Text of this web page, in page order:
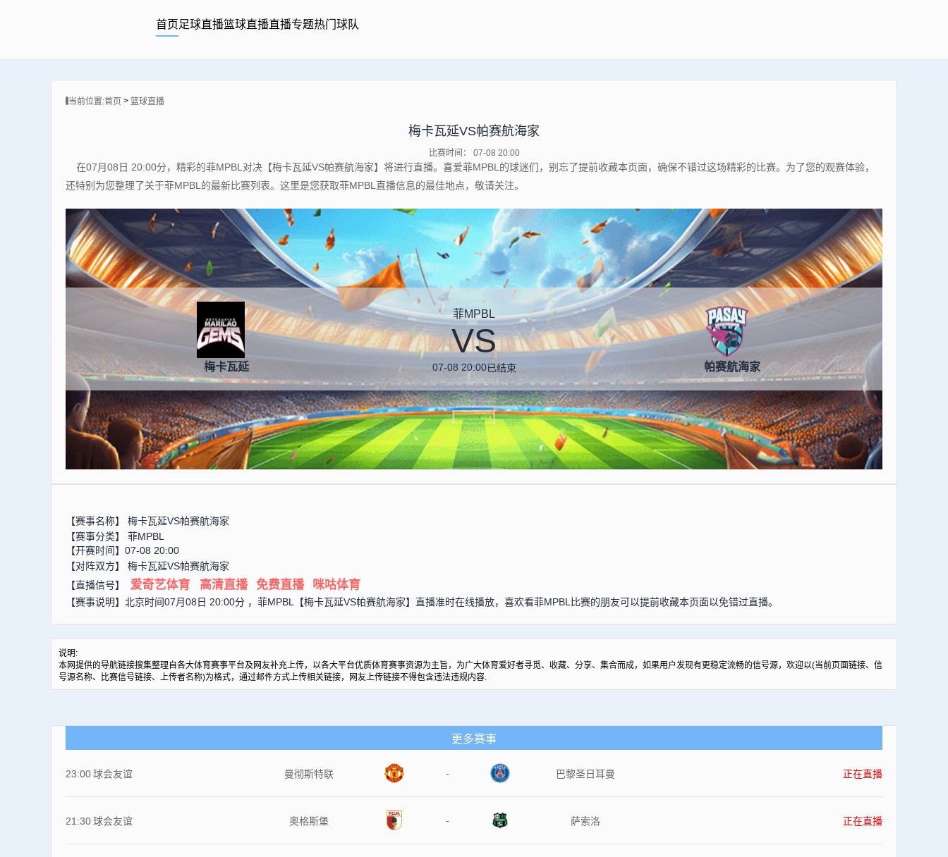
首页足球直播篮球直播直播专题热门球队
当前位置:首页 > 篮球直播
梅卡瓦延VS帕赛航海家
比赛时间： 07-08 20:00
在07月08日 20:00分，精彩的菲MPBL对决【梅卡瓦延VS帕赛航海家】将进行直播。喜爱菲MPBL的球迷们，别忘了提前收藏本页面，确保不错过这场精彩的比赛。为了您的观赛体验，
还特别为您整理了关于菲MPBL的最新比赛列表。这里是您获取菲MPBL直播信息的最佳地点，敬请关注。
梅卡瓦延
菲MPBL
VS
07-08 20:00已结束 帕赛航海家
【赛事名称】 梅卡瓦延VS帕赛航海家
【赛事分类】 菲MPBL
【开赛时间】07-08 20:00
【对阵双方】 梅卡瓦延VS帕赛航海家
【直播信号】
爱奇艺体育 高清直播 免费直播 咪咕体育
【赛事说明】北京时间07月08日 20:00分 ，菲MPBL【梅卡瓦延VS帕赛航海家】直播准时在线播放，喜欢看菲MPBL比赛的朋友可以提前收藏本页面以免错过直播。
说明:
本网提供的导航链接搜集整理自各大体育赛事平台及网友补充上传，以各大平台优质体育赛事资源为主旨，为广大体育爱好者寻觅、收藏、分享、集合而成，如果用户发现有更稳定流畅的信号源，欢迎以(当前页面链接、信
号源名称、比赛信号链接、上传者名称)为格式，通过邮件方式上传相关链接，网友上传链接不得包含违法违规内容.
更多赛事
23:00球会友谊 曼彻斯特联 - 巴黎圣日耳曼 正在直播
21:30球会友谊 奥格斯堡 - 萨索洛 正在直播